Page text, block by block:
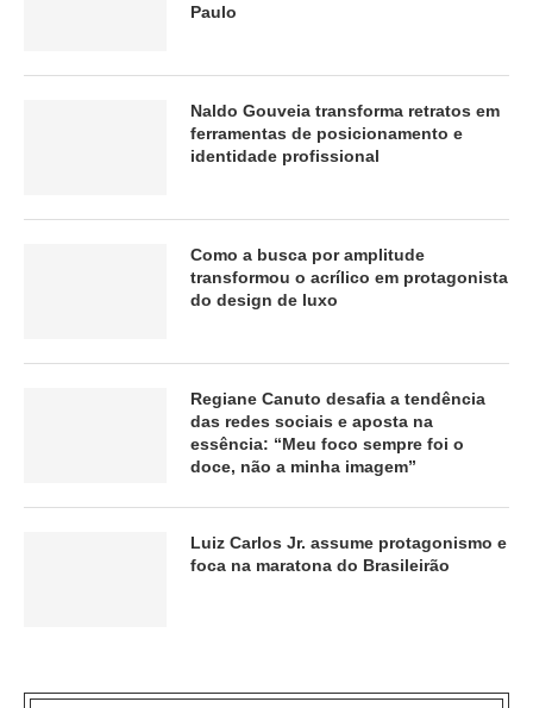
Paulo
Naldo Gouveia transforma retratos em
ferramentas de posicionamento e
identidade profissional
Como a busca por amplitude
transformou o acrílico em protagonista
do design de luxo
Regiane Canuto desafia a tendência
das redes sociais e aposta na
essência: “Meu foco sempre foi o
doce, não a minha imagem”
Luiz Carlos Jr. assume protagonismo e
foca na maratona do Brasileirão